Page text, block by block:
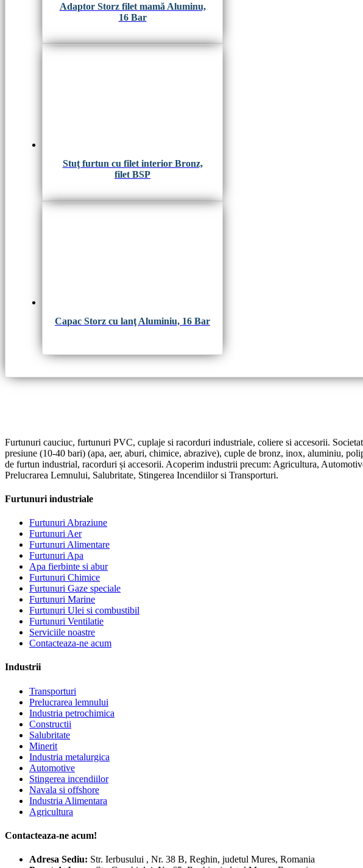
Adaptor Storz filet mamă Aluminu,
16 Bar
Stuţ furtun cu filet interior Bronz,
filet BSP
Capac Storz cu lanţ Aluminiu, 16 Bar
Furtunuri cauciuc, furtunuri PVC, cuplaje si racorduri industriale, coliere si accesorii.
presiune (10-40 bari) (apa, aer, aburi, chimice, abrazive), cuple de bronz, inox, aluminiu,
de furtun industrial, racorduri și accesorii. Acoperim industrii precum: Agricultura,
Prelucrarea Lemnului, Salubritate, Stingerea Incendiilor si Transporturi.
Furtunuri industriale
Furtunuri Abraziune
Furtunuri Aer
Furtunuri Alimentare
Furtunuri Apa
Apa fierbinte si abur
Furtunuri Chimice
Furtunuri Gaze speciale
Furtunuri Marine
Furtunuri Ulei si combustibil
Furtunuri Ventilatie
Serviciile noastre
Contacteaza-ne acum
Industrii
Transporturi
Prelucrarea lemnului
Industria petrochimica
Constructii
Salubritate
Minerit
Industria metalurgica
Automotive
Stingerea incendiilor
Navala si offshore
Industria Alimentara
Agricultura
Contacteaza-ne acum!
Adresa Sediu: Str. Ierbusului , Nr. 38 B, Reghin, judetul Mures, Romania